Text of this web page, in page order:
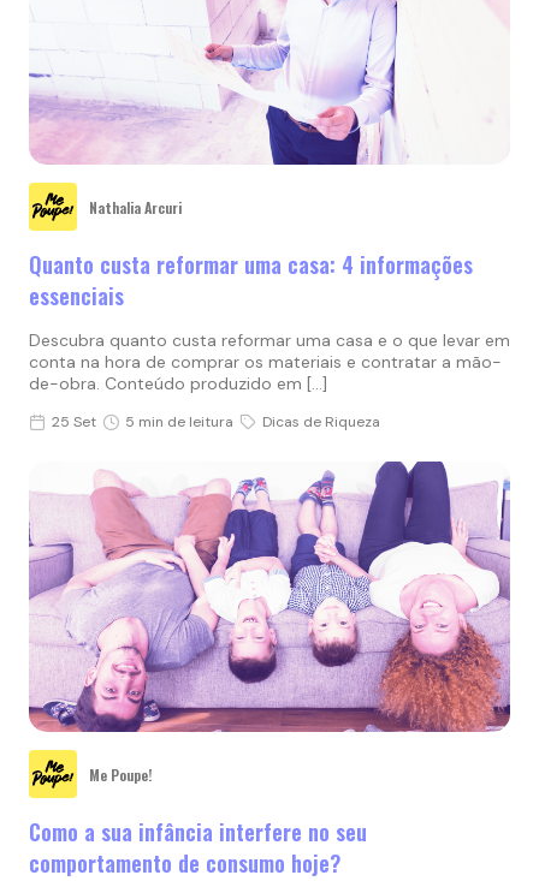
Nathalia Arcuri
Quanto custa reformar uma casa: 4 informações
essenciais
Descubra quanto custa reformar uma casa e o que levar em
conta na hora de comprar os materiais e contratar a mão-
de-obra. Conteúdo produzido em […]
25 Set 5 min de leitura Dicas de Riqueza
Me Poupe!
Como a sua infância interfere no seu
comportamento de consumo hoje?